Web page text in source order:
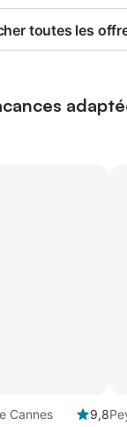
toutes les
Cannes
9,8